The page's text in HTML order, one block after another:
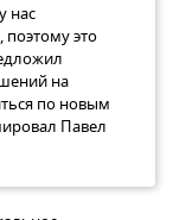
нас
это
на
по новым
Павел